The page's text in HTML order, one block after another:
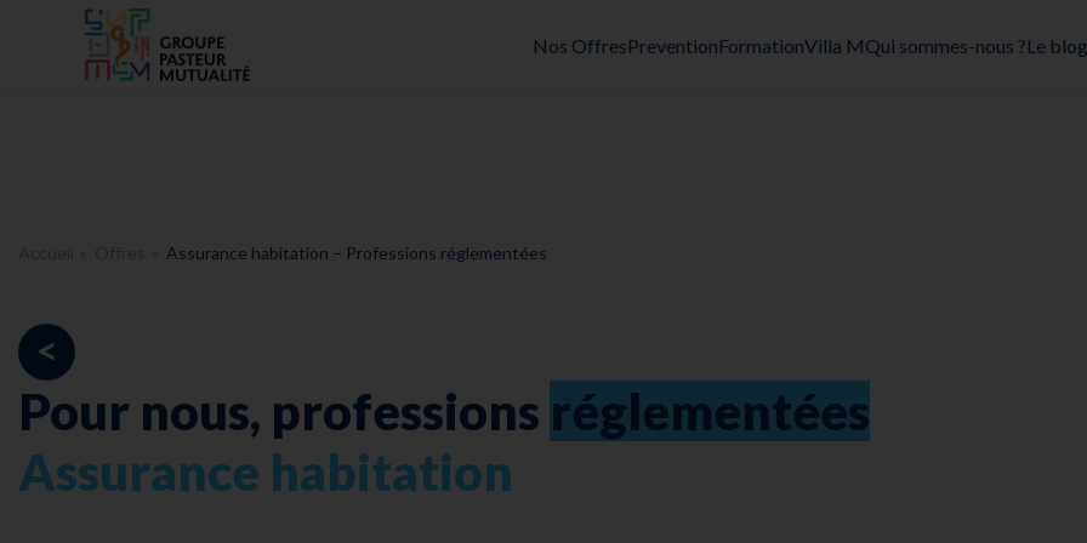
Accueil - Groupe Pasteur Mutualité
Nos OffresPreventionFormationVilla MQui sommes-nous ?Le blog
Assurance habitation – Professions réglementées
<
Pour nous, professions réglementées
Assurance habitation